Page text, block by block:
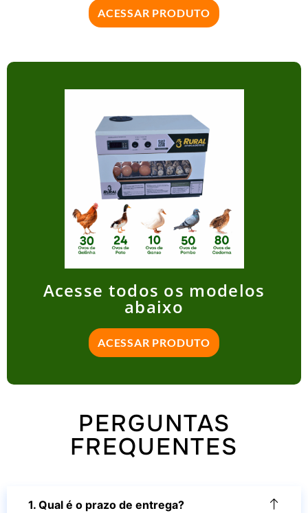
ACESSAR PRODUTO
Acesse todos os modelos
abaixo
ACESSAR PRODUTO
PERGUNTAS
FREQUENTES
1. Qual é o prazo de entrega?